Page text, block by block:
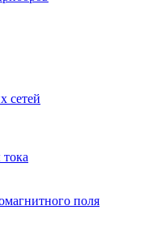
сетей
поля